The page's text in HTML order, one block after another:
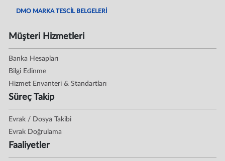
DMO MARKA TESCİL BELGELERİ
Müşteri Hizmetleri
Banka Hesapları
Bilgi Edinme
Hizmet Envanteri & Standartları
Süreç Takip
Evrak / Dosya Takibi
Evrak Doğrulama
Faaliyetler